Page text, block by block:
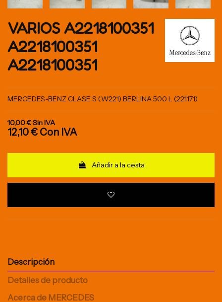
VARIOS A2218100351
A2218100351
A2218100351
MERCEDES-BENZ CLASE S (W221) BERLINA 500 L (221.171)
10,00 €Sin IVA
12,10 € Con IVA
Añadir a la cesta
Descripción
Detalles de producto
Acerca de MERCEDES